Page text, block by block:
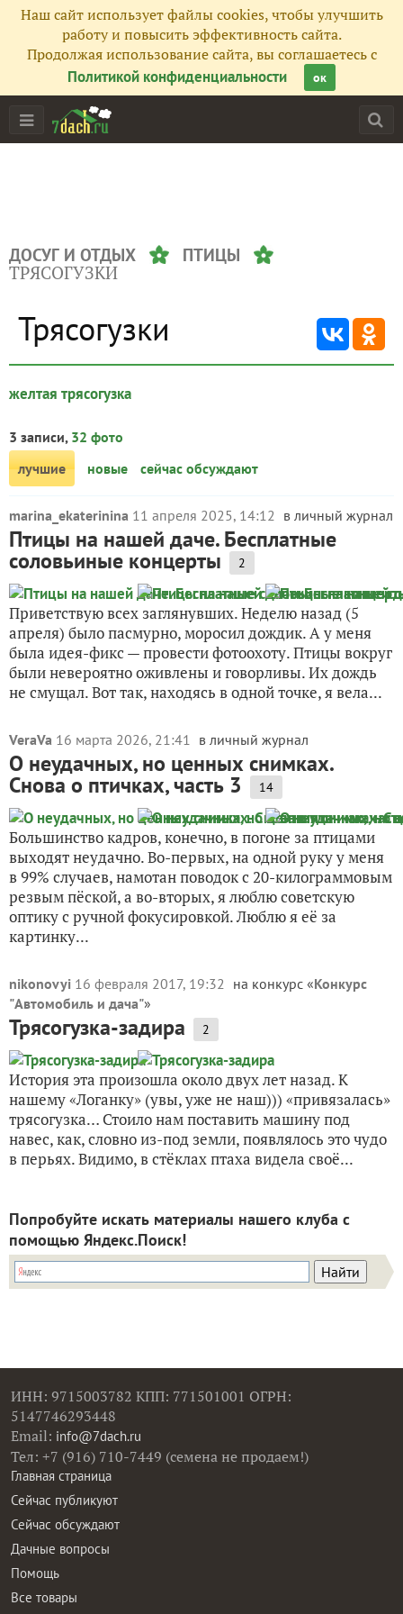
Наш сайт использует файлы cookies, чтобы улучшить
работу и повысить эффективность сайта.
Продолжая использование сайта, вы соглашаетесь с
Политикой конфиденциальности
ок
ДОСУГ И ОТДЫХ ПТИЦЫ
ТРЯСОГУЗКИ
Трясогузки
желтая трясогузка
3 записи, 32 фото
лучшие
новые сейчас обсуждают
marina_ekaterinina 11 апреля 2025, 14:12 в личный журнал
Птицы на нашей даче. Бесплатные
соловьиные концерты 2
Приветствую всех заглянувших. Неделю назад (5
апреля) было пасмурно, моросил дождик. А у меня
была идея-фикс — провести фотоохоту. Птицы вокруг
были невероятно оживлены и говорливы. Их дождь
не смущал. Вот так, находясь в одной точке, я вела...
VeraVa 16 марта 2026, 21:41 в личный журнал
О неудачных, но ценных снимках.
Снова о птичках, часть 3 14
Большинство кадров, конечно, в погоне за птицами
выходят неудачно. Во-первых, на одной руку у меня
в 99% случаев, намотан поводок с 20-килограммовым
резвым пёской, а во-вторых, я люблю советскую
оптику с ручной фокусировкой. Люблю я её за
картинку...
nikonovyi 16 февраля 2017, 19:32 на конкурс «Конкурс
"Автомобиль и дача"»
Трясогузка-задира 2
История эта произошла около двух лет назад. К
нашему «Логанку» (увы, уже не наш))) «привязалась»
трясогузка… Стоило нам поставить машину под
навес, как, словно из-под земли, появлялось это чудо
в перьях. Видимо, в стёклах птаха видела своё...
Попробуйте искать материалы нашего клуба с
помощью Яндекс.Поиск!
ИНН: 9715003782 КПП: 771501001 ОГРН:
5147746293448
Email: info@7dach.ru
Тел: +7 (916) 710-7449 (семена не продаем!)
Главная страница
Сейчас публикуют
Сейчас обсуждают
Дачные вопросы
Помощь
Все товары